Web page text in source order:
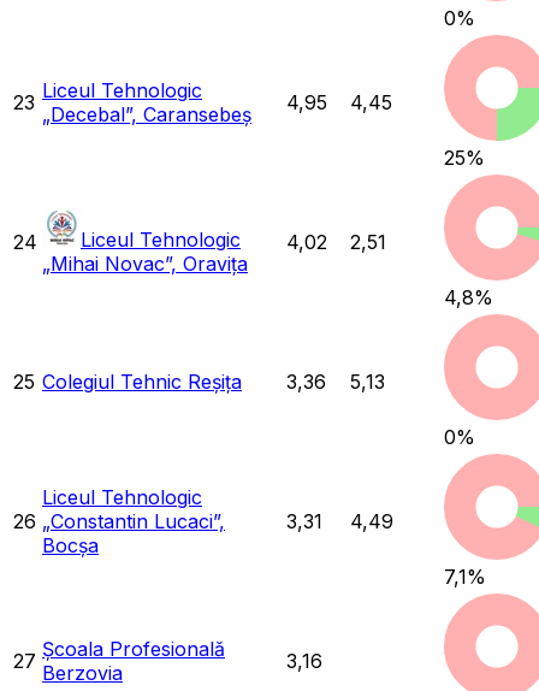
0%
23 Liceul Tehnologic
„Decebal”, Caransebeș
4,95 4,45
25%
24
Liceul Tehnologic
„Mihai Novac”, Oravița
4,02 2,51
4,8%
25 Colegiul Tehnic Reșița 3,36 5,13
0%
26
Liceul Tehnologic
„Constantin Lucaci”,
Bocșa
3,31 4,49
7,1%
27 Școala Profesională
Berzovia
3,16